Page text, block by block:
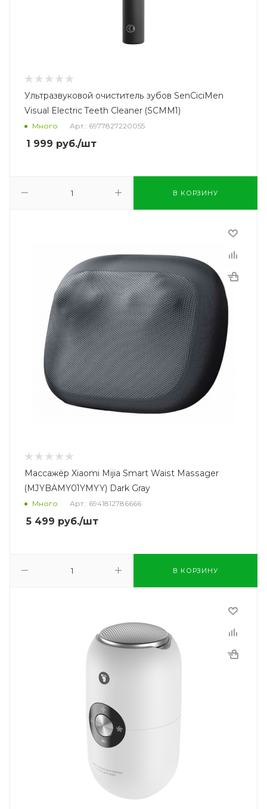
Ультразвуковой очиститель зубов SenCiciMen
Visual Electric Teeth Cleaner (SCMM1)
Много Арт.: 6977827220055
1 999 руб./шт
В КОРЗИНУ
Массажёр Xiaomi Mijia Smart Waist Massager
(MJYBAMY01YMYY) Dark Gray
Много Арт.: 6941812786666
5 499 руб./шт
В КОРЗИНУ